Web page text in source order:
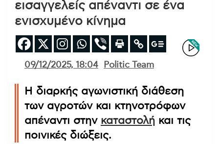
εισαγγελείς απέναντι σε ένα
ενισχυμένο κίνημα
09/12/2025, 18:04 Politic Team
Η διαρκής αγωνιστική διάθεση
των αγροτών και κτηνοτρόφων
απέναντι στην καταστολή και τις
ποινικές διώξεις.